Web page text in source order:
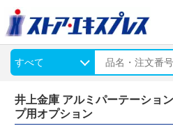
井上金庫 アルミパーテーショ
プ用オプション